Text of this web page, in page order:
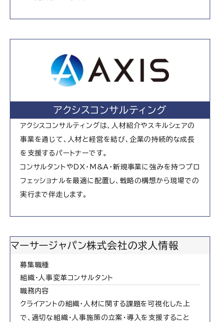
アクシスコンサルティング
アクシスコンサルティングは、人材紹介やスキルシェアの
事業を通じて、人材と経営を結び、企業の持続的な成長
を支援するパートナーです。
コンサルタントやDX・M&A・新規事業に強みを持つプロ
フェッショナルを最適に配置し、戦略の構想から現場での
実行まで伴走します。
マーサージャパン株式会社の求人情報
募集職種
組織・人事変革コンサルタント
職務内容
クライアントの組織・人材に関する課題を可視化した上
で、適切な組織・人事施策の立案・導入を支援すること